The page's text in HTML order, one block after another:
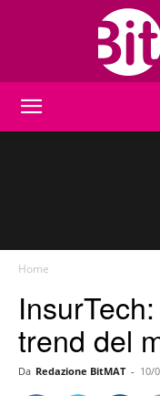
Home
trend del
Da Redazione BitMAT - 10/